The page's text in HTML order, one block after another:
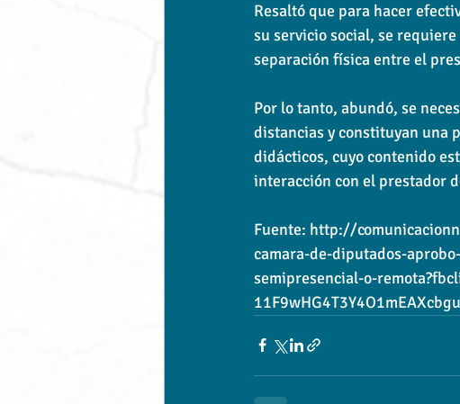
Resaltó que para hacer
su servicio social, se
separación física entre el
Por lo tanto, abundó, se
distancias y constituyan una
didácticos, cuyo contenido
interacción con el prestador
Fuente: http://
camara-de-diputados-
semipresencial-o-